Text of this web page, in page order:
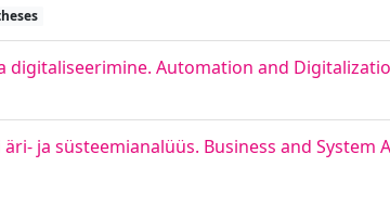
digitaliseerimine. Automation and
ja süsteemianalüüs. Business and System